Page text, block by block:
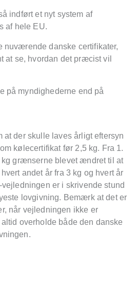
indført et nyt system af
af hele EU.
nuværende danske certifikater,
at se, hvordan det præcist vil
på myndighederne end på
at der skulle laves årligt eftersyn
kølecertifikat før 2,5 kg. Fra 1.
kg grænserne blevet ændret til at
andet år fra 3 kg og hvert år
er i skrivende stund
lovgivning. Bemærk at det er
når vejledningen ikke er
overholde både den danske